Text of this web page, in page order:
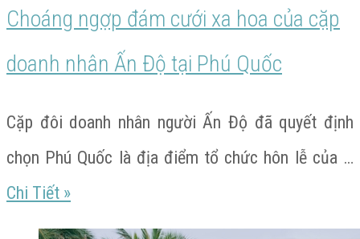
Choáng ngợp đám cưới xa hoa của cặp
doanh nhân Ấn Độ tại Phú Quốc
Cặp đôi doanh nhân người Ấn Độ đã quyết định
chọn Phú Quốc là địa điểm tổ chức hôn lễ của …
Chi Tiết Choáng
ngợp
»